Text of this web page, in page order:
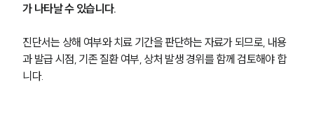
가 나타날 수 있습니다.
진단서는 상해 여부와 치료 기간을 판단하는 자료가 되므로, 내용
과 발급 시점, 기존 질환 여부, 상처 발생 경위를 함께 검토해야 합
니다.